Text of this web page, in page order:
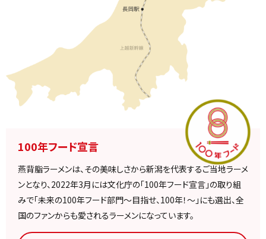
100年フード宣言
燕背脂ラーメンは、その美味しさから新潟を代表するご当地ラーメ
ンとなり、2022年3月 には文化庁の「100年フード宣言」の取り組
みで「未来の100年フード部門～目指せ、100年！～」にも選出、全
国のファンからも愛されるラーメンになっています。